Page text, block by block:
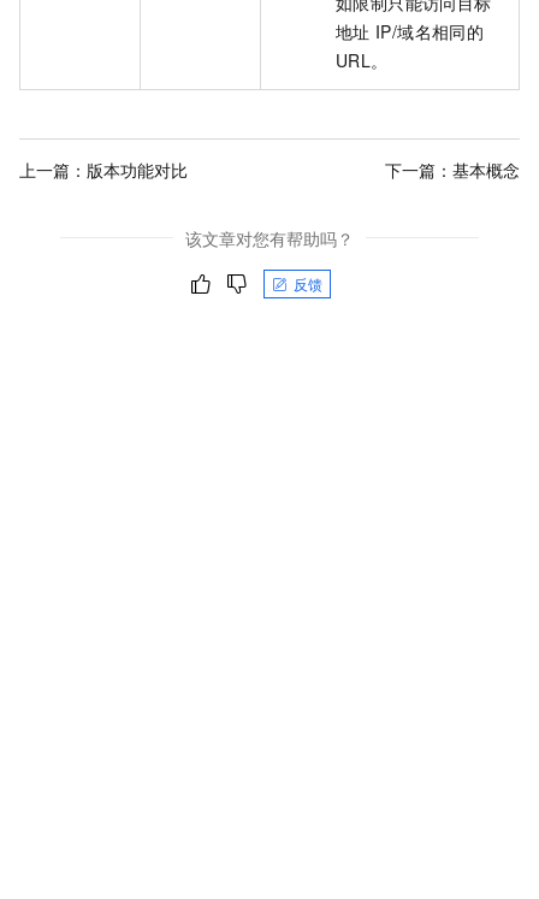
地址 IP/域名相同的
URL。
上一篇： 版本功能对比 下一篇： 基本概念
该文章对您有帮助吗？
反馈